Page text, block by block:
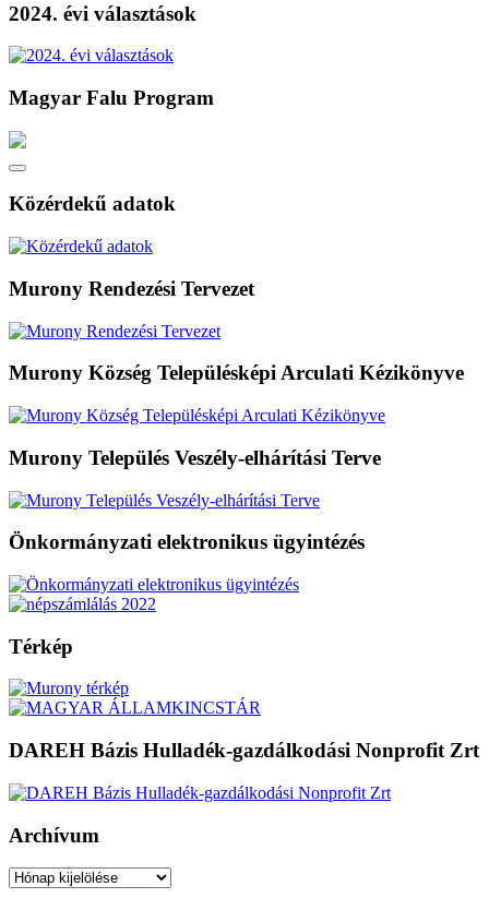
2024. évi választások
Magyar Falu Program
Közérdekű adatok
Murony Rendezési Tervezet
Murony Község Településképi Arculati Kézikönyve
Murony Település Veszély-elhárítási Terve
Önkormányzati elektronikus ügyintézés
Térkép
DAREH Bázis Hulladék-gazdálkodási Nonprofit Zrt
Archívum
Archívum